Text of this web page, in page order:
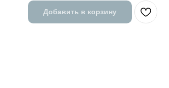
Добавить в корзину